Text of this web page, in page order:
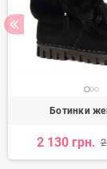
Ботинки
2 130 грн.